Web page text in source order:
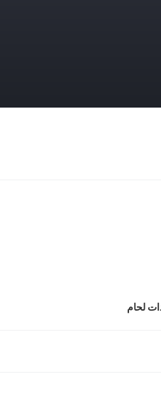
لحام